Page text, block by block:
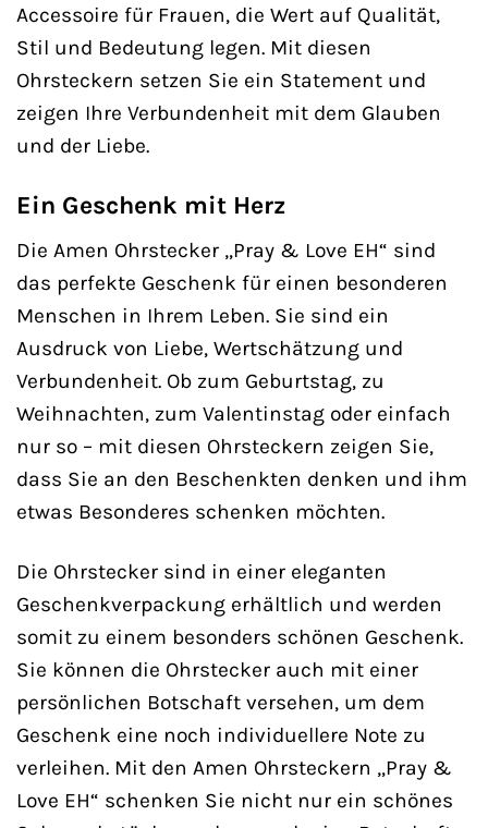
Accessoire für Frauen, die Wert auf Qualität,
Stil und Bedeutung legen. Mit diesen
Ohrsteckern setzen Sie ein Statement und
zeigen Ihre Verbundenheit mit dem Glauben
und der Liebe.
Ein Geschenk mit Herz
Die Amen Ohrstecker „Pray & Love EH“ sind
das perfekte Geschenk für einen besonderen
Menschen in Ihrem Leben. Sie sind ein
Ausdruck von Liebe, Wertschätzung und
Verbundenheit. Ob zum Geburtstag, zu
Weihnachten, zum Valentinstag oder einfach
nur so – mit diesen Ohrsteckern zeigen Sie,
dass Sie an den Beschenkten denken und ihm
etwas Besonderes schenken möchten.
Die Ohrstecker sind in einer eleganten
Geschenkverpackung erhältlich und werden
somit zu einem besonders schönen Geschenk.
Sie können die Ohrstecker auch mit einer
persönlichen Botschaft versehen, um dem
Geschenk eine noch individuellere Note zu
verleihen. Mit den Amen Ohrsteckern „Pray &
Love EH“ schenken Sie nicht nur ein schönes